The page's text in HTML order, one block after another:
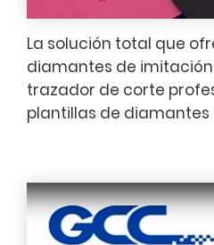
La solución total que
diamantes de
trazador de corte
plantillas de